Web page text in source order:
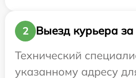
2
Выезд курьера
Технический
указанному адресу